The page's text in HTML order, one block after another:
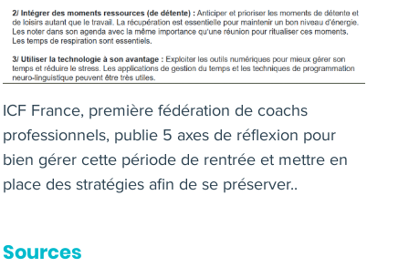
ICF France, première fédération de coachs
professionnels, publie 5 axes de réflexion pour
bien gérer cette période de rentrée et mettre en
place des stratégies afin de se préserver..
Sources